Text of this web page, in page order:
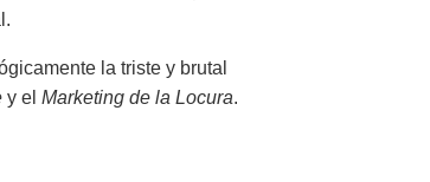
la triste y brutal
y el Marketing de la Locura.